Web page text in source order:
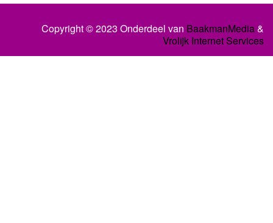
Copyright © 2023 Onderdeel van BaakmanMedia&
Vrolijk Internet Services